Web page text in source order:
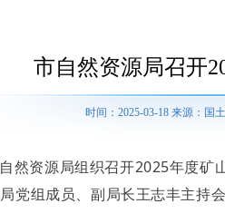
市自然资源局召开
时间：2025-03-18 来源：国
然资源局组织召开2025年度矿
党组成员、副局长王志丰主持